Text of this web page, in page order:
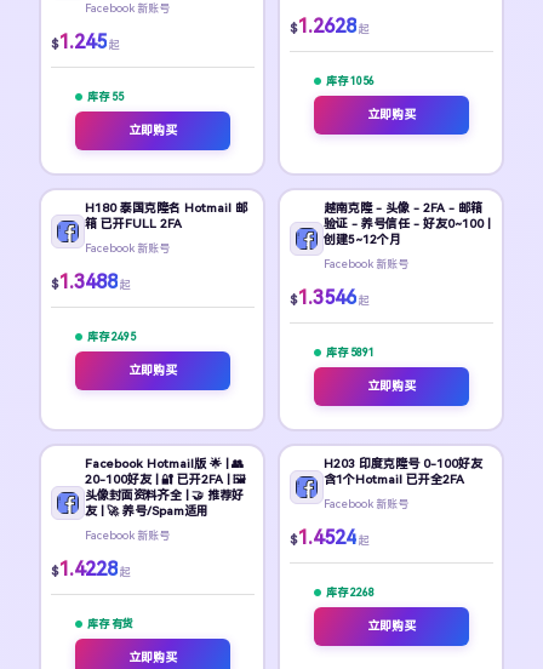
Facebook 新账号
$1.245 起
库存 55
立即购买
$1.2628 起
库存 1056
立即购买
H180 泰国克隆名 Hotmail 邮
箱 已开FULL 2FA
Facebook 新账号
$1.3488 起
库存 2495
立即购买
越南克隆 - 头像 - 2FA - 邮箱
验证 - 养号信任 - 好友0~100 |
创建5~12个月
Facebook 新账号
$1.3546 起
库存 5891
立即购买
Facebook Hotmail版 🌟 | 👥
20-100好友 | 🔐 已开2FA | 🖼️
头像封面资料齐全 | 🤝 推荐好
友 | 🚀 养号/Spam适用
Facebook 新账号
$1.4228 起
库存 有货
立即购买
H203 印度克隆号 0-100好友
含1个Hotmail 已开全2FA
Facebook 新账号
$1.4524 起
库存 2268
立即购买